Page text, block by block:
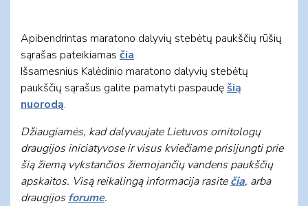
Apibendrintas maratono dalyvių stebėtų paukščių rūšių
sąrašas pateikiamas čia
Išsamesnius Kalėdinio maratono dalyvių stebėtų
paukščių sąrašus galite pamatyti paspaudęšią
nuorodą.
Džiaugiamės, kad dalyvaujate Lietuvos ornitologų
draugijos iniciatyvose ir visus kviečiame prisijungti prie
šią žiemą vykstančios žiemojančių vandens paukščių
apskaitos. Visą reikalingą informacija rasitečia, arba
draugijosforume.